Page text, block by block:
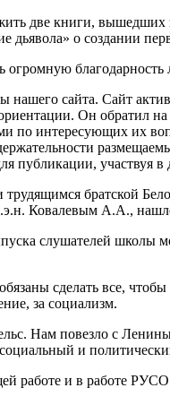
две книги,
дьявола» о создании
сайта. Сайт
Он обратил
по интересующих их
публикации, участвуя
братской
Ковалевым А.А.,
слушателей школы
сделать все,
за социализм.
Нам повезло с
и
работе и в работе